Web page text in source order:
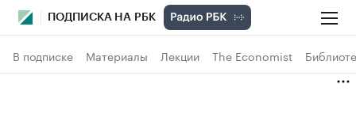
ПОДПИСКА НА РБК
В подписке Материалы Лекции The Economist